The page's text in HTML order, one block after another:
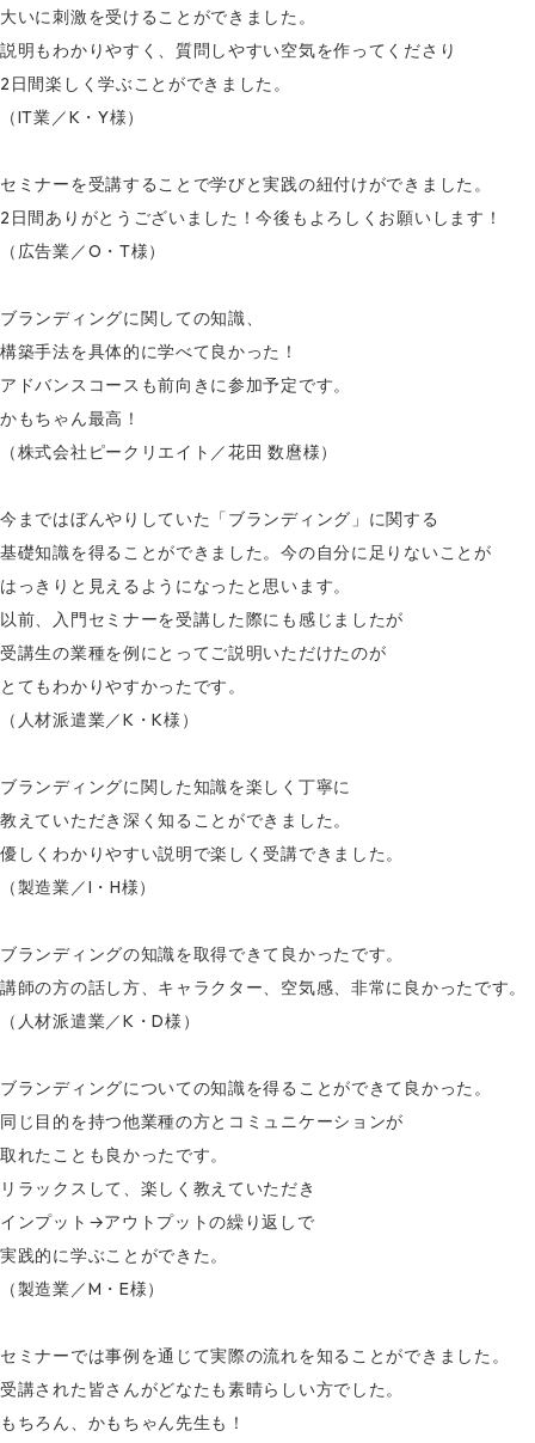
大いに刺激を受けることができました。
説明もわかりやすく、質問しやすい空気を作ってくださり
2日間楽しく学ぶことができました。
（IT業／K・Y様）
セミナーを受講することで学びと実践の紐付けができました。
2日間ありがとうございました！今後もよろしくお願いします！
（広告業／O・T様）
ブランディングに関しての知識、
構築手法を具体的に学べて良かった！
アドバンスコースも前向きに参加予定です。
かもちゃん最高！
（株式会社ピークリエイト／花田 数麿様）
今まではぼんやりしていた「ブランディング」に関する
基礎知識を得ることができました。今の自分に足りないことが
はっきりと見えるようになったと思います。
以前、入門セミナーを受講した際にも感じましたが
受講生の業種を例にとってご説明いただけたのが
とてもわかりやすかったです。
（人材派遣業／K・K様）
ブランディングに関した知識を楽しく丁寧に
教えていただき深く知ることができました。
優しくわかりやすい説明で楽しく受講できました。
（製造業／I・H様）
ブランディングの知識を取得できて良かったです。
講師の方の話し方、キャラクター、空気感、非常に良かったです。
（人材派遣業／K・D様）
ブランディングについての知識を得ることができて良かった。
同じ目的を持つ他業種の方とコミュニケーションが
取れたことも良かったです。
リラックスして、楽しく教えていただき
インプット→アウトプットの繰り返しで
実践的に学ぶことができた。
（製造業／M・E様）
セミナーでは事例を通じて実際の流れを知ることができました。
受講された皆さんがどなたも素晴らしい方でした。
もちろん、かもちゃん先生も！